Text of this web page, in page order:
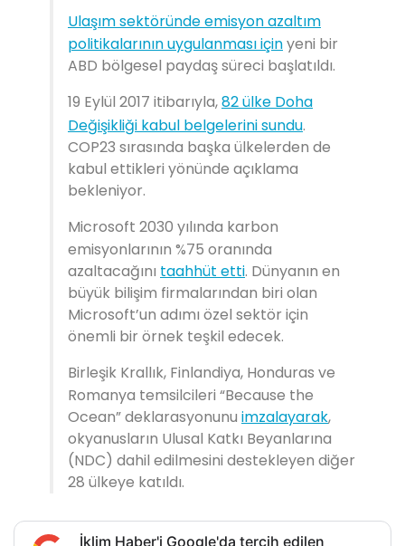
Ulaşım sektöründe emisyon azaltım
politikalarının uygulanması içinyeni bir
ABD bölgesel paydaş süreci başlatıldı.
19 Eylül 2017 itibarıyla,82 ülke Doha
Değişikliği kabul belgelerini sundu.
COP23 sırasında başka ülkelerden de
kabul ettikleri yönünde açıklama
bekleniyor.
Microsoft 2030 yılında karbon
emisyonlarının %75 oranında
azaltacağını taahhüt etti. Dünyanın en
büyük bilişim firmalarından biri olan
Microsoft’un adımı özel sektör için
önemli bir örnek teşkil edecek.
Birleşik Krallık, Finlandiya, Honduras ve
Romanya temsilcileri “Because the
Ocean” deklarasyonunu imzalayarak,
okyanusların Ulusal Katkı Beyanlarına
(NDC) dahil edilmesini destekleyen diğer
28 ülkeye katıldı.
İklim Haber'i Google'da tercih edilen